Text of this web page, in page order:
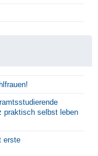
praktisch selbst leben
erste